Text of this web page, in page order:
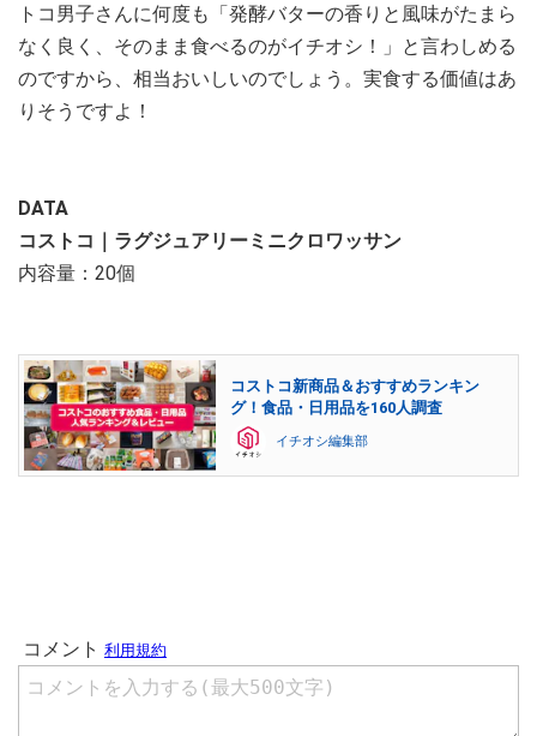
トコ男子さんに何度も「発酵バターの香りと風味がたまら
なく良く、そのまま食べるのがイチオシ！」と言わしめる
のですから、相当おいしいのでしょう。実食する価値はあ
りそうですよ！
DATA
コストコ｜ラグジュアリーミニクロワッサン
内容量：20個
コストコ新商品＆おすすめランキン
グ！食品・日用品を160人調査
イチオシ編集部